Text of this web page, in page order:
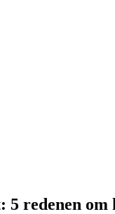
redenen om